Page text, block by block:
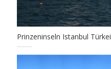
Prinzeninseln Istanbul Türkei